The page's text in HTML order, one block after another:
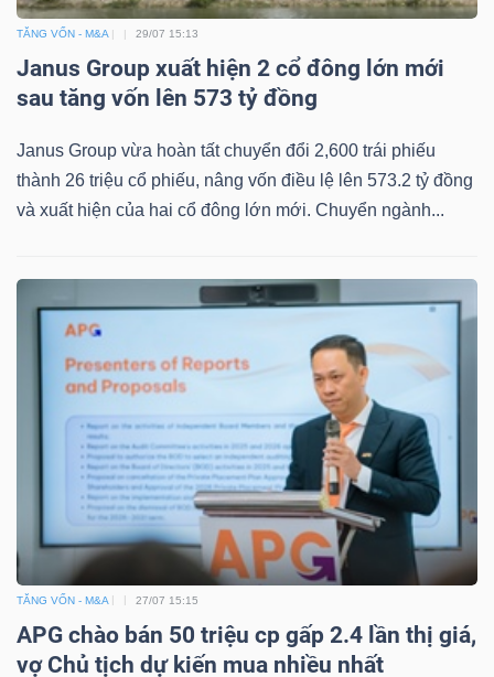
TĂNG VỐN - M&A 29/07 15:13
Janus Group xuất hiện 2 cổ đông lớn mới
sau tăng vốn lên 573 tỷ đồng
Janus Group vừa hoàn tất chuyển đổi 2,600 trái phiếu
thành 26 triệu cổ phiếu, nâng vốn điều lệ lên 573.2 tỷ đồng
và xuất hiện của hai cổ đông lớn mới. Chuyển ngành...
TĂNG VỐN - M&A 27/07 15:15
APG chào bán 50 triệu cp gấp 2.4 lần thị giá,
vợ Chủ tịch dự kiến mua nhiều nhất